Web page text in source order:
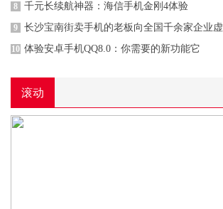
8 千元长续航神器：海信手机金刚4体验
9 长沙宝南街卖手机的老板向全国千余家企业虚
10 体验安卓手机QQ8.0：你需要的新功能它
滚动